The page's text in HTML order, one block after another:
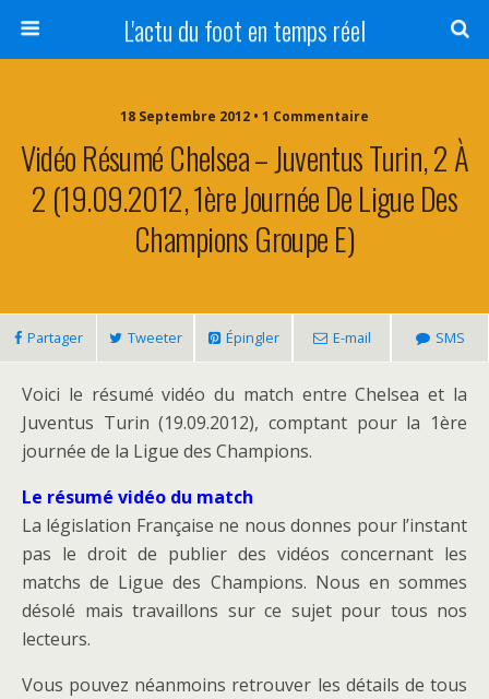
L'actu du foot en temps réel
18 Septembre 2012 • 1 Commentaire
Vidéo Résumé Chelsea – Juventus Turin, 2 À
2 (19.09.2012, 1ère Journée De Ligue Des
Champions Groupe E)
Partager Tweeter Épingler E-mail SMS
Voici le résumé vidéo du match entre Chelsea et la
Juventus Turin (19.09.2012), comptant pour la 1ère
journée de la Ligue des Champions.
Le résumé vidéo du match
La législation Française ne nous donnes pour l’instant
pas le droit de publier des vidéos concernant les
matchs de Ligue des Champions. Nous en sommes
désolé mais travaillons sur ce sujet pour tous nos
lecteurs.
Vous pouvez néanmoins retrouver les détails de tous